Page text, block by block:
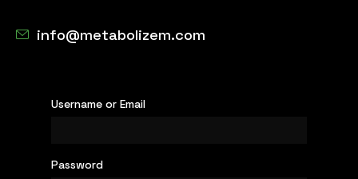
info@metabolizem.com
Username or Email
Password